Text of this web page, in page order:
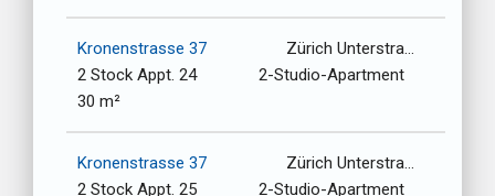
Kronenstrasse 37
Zürich Unterstrasse-Oberstrasse / 8006
2 Stock Appt. 24
2-Studio-Apartment
30 m²
Kronenstrasse 37
Zürich Unterstrasse-Oberstrasse / 8006
2 Stock Appt. 25
2-Studio-Apartment